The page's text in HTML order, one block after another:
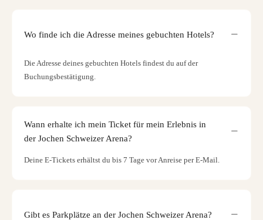
Wo finde ich die Adresse meines gebuchten Hotels?
Die Adresse deines gebuchten Hotels findest du auf der
Buchungsbestätigung.
Wann erhalte ich mein Ticket für mein Erlebnis in
der Jochen Schweizer Arena?
Deine E-Tickets erhältst du bis 7 Tage vor Anreise per E-Mail.
Gibt es Parkplätze an der Jochen Schweizer Arena?